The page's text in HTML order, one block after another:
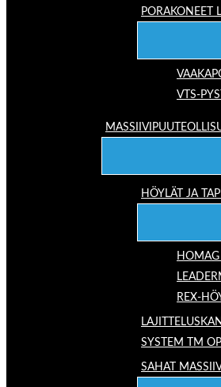
PORAKONEET
VTS-
HÖYLÄT JA
HOMAG
REX-
SYSTEM TM
SAHAT